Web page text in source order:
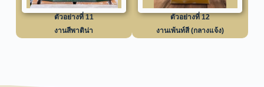
ตัวอย่างที่ 11
งานสีพาติน่า
ตัวอย่างที่ 12
งานเพ้นท์สี (กลางแจ้ง)